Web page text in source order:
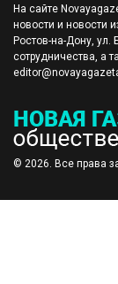
На сайте
новости и новости
Ростов-на-Дону,
сотрудничества, а
© 2026. Все права